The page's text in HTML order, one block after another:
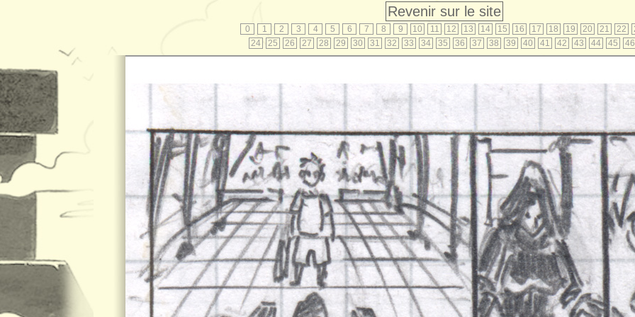
Revenir sur le site
0 1 2 3 4 5 6 7 8 9 10 11 12 13 14 15 16 17 18 19 20 21 22
24
25 26 27 28 29 30 31 32 33 34 35 36 37 38 39 40 41 42 43 44 45 46